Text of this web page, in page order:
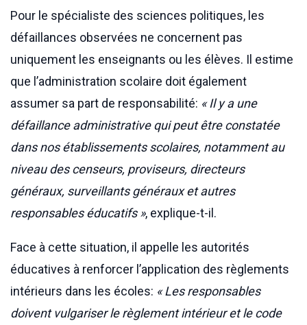
Pour le spécialiste des sciences politiques, les
défaillances observées ne concernent pas
uniquement les enseignants ou les élèves. Il estime
que l’administration scolaire doit également
assumer sa part de responsabilité: « Il y a une
défaillance administrative qui peut être constatée
dans nos établissements scolaires, notamment au
niveau des censeurs, proviseurs, directeurs
généraux, surveillants généraux et autres
responsables éducatifs », explique-t-il.
Face à cette situation, il appelle les autorités
éducatives à renforcer l’application des règlements
intérieurs dans les écoles: « Les responsables
doivent vulgariser le règlement intérieur et le code